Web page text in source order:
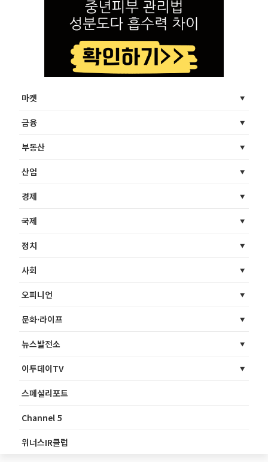
마켓
금융
부동산
산업
경제
국제
정치
사회
오피니언
문화·라이프
뉴스발전소
이투데이TV
스페셜리포트
Channel 5
위너스IR클럽